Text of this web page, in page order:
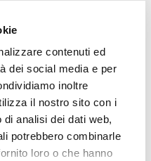
contenuti ed
dei social media e per
inoltre
il nostro sito con i
analisi dei dati web,
potrebbero combinarle
loro o che hanno